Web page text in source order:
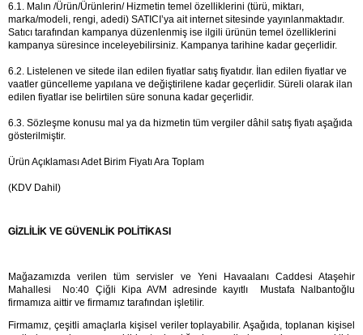
6.1. Malın /Ürün/Ürünlerin/ Hizmetin temel özelliklerini (türü, miktarı,
marka/modeli, rengi, adedi) SATICI’ya ait internet sitesinde yayınlanmaktadır.
Satıcı tarafından kampanya düzenlenmiş ise ilgili ürünün temel özelliklerini
kampanya süresince inceleyebilirsiniz. Kampanya tarihine kadar geçerlidir.
6.2. Listelenen ve sitede ilan edilen fiyatlar satış fiyatıdır. İlan edilen fiyatlar ve
vaatler güncelleme yapılana ve değiştirilene kadar geçerlidir. Süreli olarak ilan
edilen fiyatlar ise belirtilen süre sonuna kadar geçerlidir.
6.3. Sözleşme konusu mal ya da hizmetin tüm vergiler dâhil satış fiyatı aşağıda
gösterilmiştir.
Ürün Açıklaması Adet Birim Fiyatı Ara Toplam
(KDV Dahil)
GİZLİLİK VE GÜVENLİK POLİTİKASI
Mağazamızda verilen tüm servisler ve Yeni Havaalanı Caddesi Ataşehir
Mahallesi  No:40 Çiğli Kipa AVM
firmamıza aittir ve firmamız tarafından işletilir.
Firmamız, çeşitli amaçlarla kişisel veriler toplayabilir. Aşağıda, toplanan kişisel